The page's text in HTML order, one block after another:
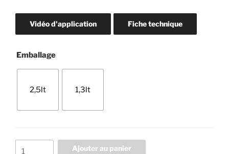
5
Vidéo d'application Fiche technique
Emballage
2,5lt 1,3lt
Ajouter au panier